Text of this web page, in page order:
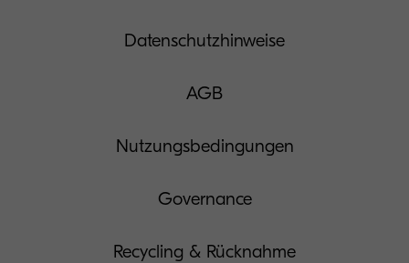
Datenschutzhinweise
AGB
Nutzungsbedingungen
Governance
Recycling & Rücknahme